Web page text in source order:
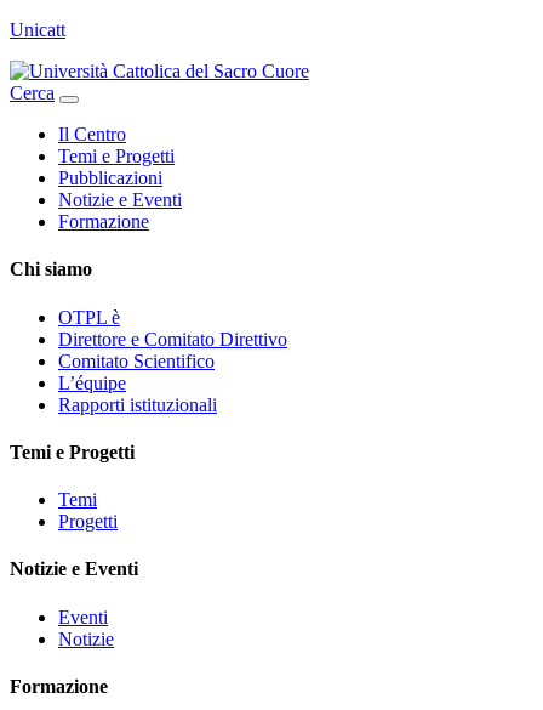
Unicatt
Cerca
Il Centro
Temi e Progetti
Pubblicazioni
Notizie e Eventi
Formazione
Chi siamo
OTPL è
Direttore e Comitato Direttivo
Comitato Scientifico
L’équipe
Rapporti istituzionali
Temi e Progetti
Temi
Progetti
Notizie e Eventi
Eventi
Notizie
Formazione